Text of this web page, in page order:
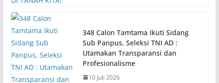
348 Calon Tamtama Ikuti Sidang
Sub Panpus, Seleksi TNI AD :
Utamakan Transparansi dan
Profesionalisme
10 Juli 2026